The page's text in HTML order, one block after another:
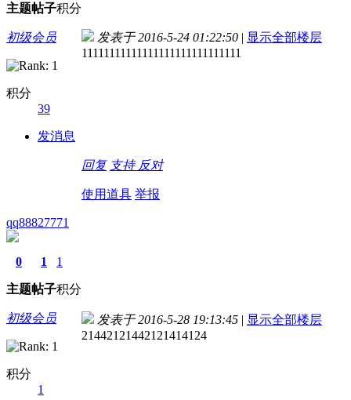
主题帖子积分
初级会员
积分
39
发消息
发表于 2016-5-24 01:22:50 | 显示全部楼层
11111111111111111111111111111
回复 支持 反对
使用道具 举报
qq88827771
0
主题
1
帖子
1
积分
初级会员
积分
1
发表于 2016-5-28 19:13:45 | 显示全部楼层
21442121442121414124